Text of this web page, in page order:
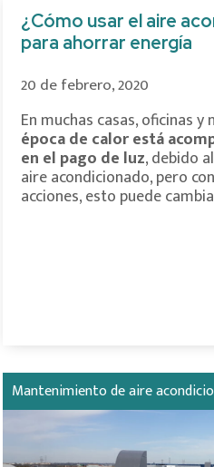
¿Cómo usar el aire
para ahorrar energía
20 de febrero, 2020
En muchas casas, oficinas
época de calor está
en el pago de luz, debido
aire acondicionado, pero
acciones, esto puede
Mantenimiento de aire